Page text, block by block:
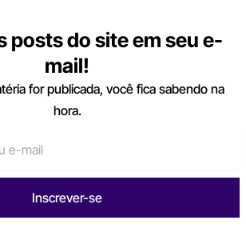
posts do site em seu e-
mail!
for publicada, você fica sabendo na
hora.
Inscrever-se